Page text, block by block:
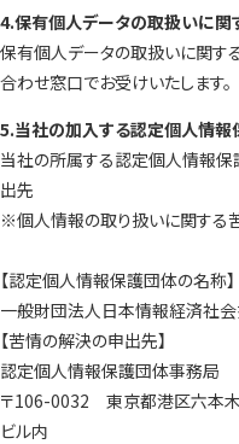
4.保有個人データの取扱いに関
保有個人データの取扱いに関す
合わせ窓口でお受けいたします。
5.当社の加入する認定個人情報
当社の所属する認定個人情報
出先
※個人情報の取り扱いに関する
【認定個人情報保護団体の名称】
一般財団法人日本情報経済社
【苦情の解決の申出先】
認定個人情報保護団体事務局
〒106-0032 東京都港区六本
ビル内